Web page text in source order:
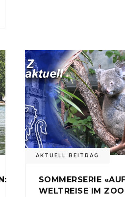
AKTUELL BEITRAG
SOMMERSERIE
WELTREISE IM ZOO